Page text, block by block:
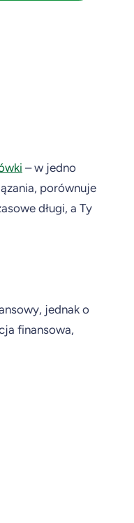
– w jedno
porównuje
długi, a Ty
jednak o
finansowa,